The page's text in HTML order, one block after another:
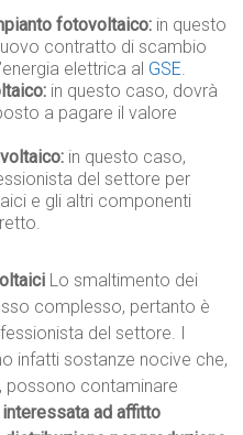
fotovoltaico: in questo
contratto di scambio
elettrica al GSE.
in questo caso, dovrà
a pagare il valore
in questo caso,
del settore per
e gli altri componenti
Lo smaltimento dei
complesso, pertanto è
del settore. I
infatti sostanze nocive che,
possono contaminare
ad affitto